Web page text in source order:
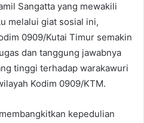
Sangatta yang mewakili
melalui giat sosial ini,
0909/Kutai Timur semakin
dan tanggung jawabnya
tinggi terhadap warakawuri
Kodim 0909/KTM.
kepedulian